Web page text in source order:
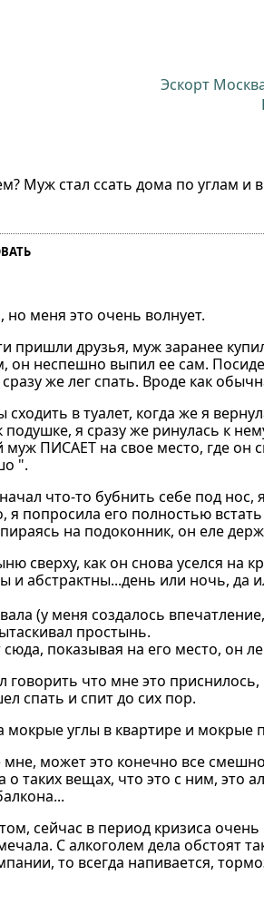
Эскорт
Муж стал ссать дома по углам и
меня это очень волнует.
пришли друзья, муж заранее
он неспешно выпил ее сам.
же лег спать. Вроде как
в туалет, когда же я
я сразу же ринулась к
ПИСАЕТ на свое место, где он
".
что-то бубнить себе под
попросила его полностью
на подоконник, он еле
сверху, как он снова уселся на
абстрактны...день или ночь, да
(у меня создалось
простынь.
показывая на его место, он
что мне это
спать и спит до сих пор.
углы в квартире и мокрые
может это конечно все
вещах, что это с ним, это
сейчас в период кризиса
С алкоголем дела обстоят
то всегда напивается,